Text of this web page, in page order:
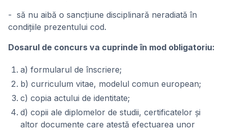
- să nu aibă o sancțiune disciplinară neradiată în
condițiile prezentului cod.
Dosarul de concurs va cuprinde în mod obligatoriu:
a) formularul de înscriere;
b) curriculum vitae, modelul comun european;
c) copia actului de identitate;
d) copii ale diplomelor de studii, certificatelor şi
altor documente care atestă efectuarea unor